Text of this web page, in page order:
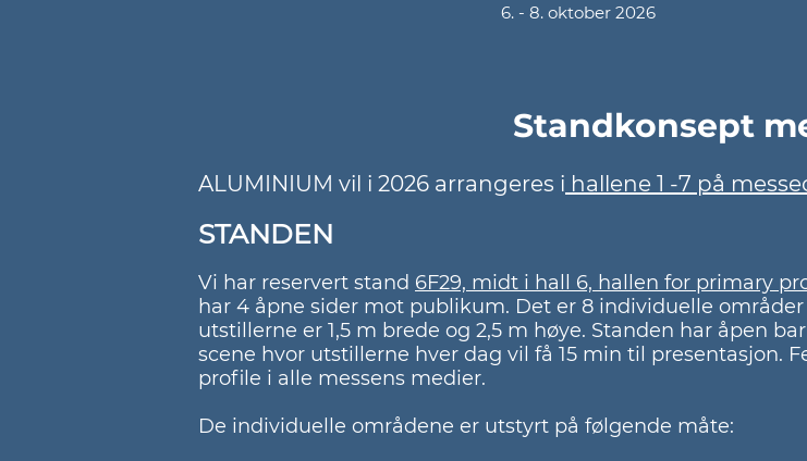
6. - 8. oktober 2026
Standkonsept
ALUMINIUM vil i 2026 arrangeres i hallene 1 -7 på
STANDEN
Vi har reservert stand 6F29, midt i hall 6, hallen for primary
har 4 åpne sider mot publikum. Det er 8 individuelle
utstillerne er 1,5 m brede og 2,5 m høye. Standen har åpen
scene hvor utstillerne hver dag vil få 15 min til presentasjon.
profile i alle messens medier.
De individuelle områdene er utstyrt på følgende måte: